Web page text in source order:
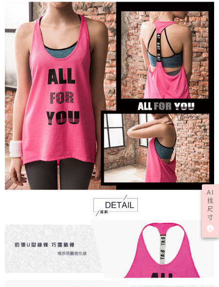
AI
找
尺
寸